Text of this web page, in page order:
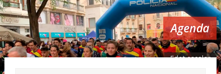
Instal·lacions ▼
Comunicació ▼
València en esport ▼
Agenda
Edat escolar